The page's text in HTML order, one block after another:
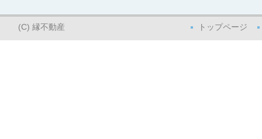
(C) 縁不動産 トップページ